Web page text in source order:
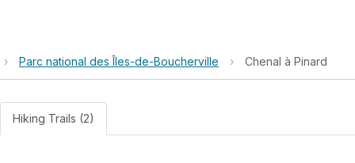
› Parc national des Îles-de-Boucherville › Chenal à Pinard
Hiking Trails (2)